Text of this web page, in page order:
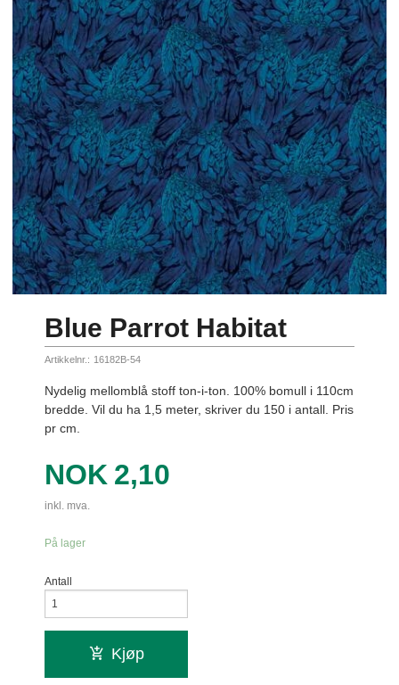
Blue Parrot Habitat
Artikkelnr.: 16182B-54
Nydelig mellomblå stoff ton-i-ton. 100% bomull i 110cm
bredde. Vil du ha 1,5 meter, skriver du 150 i antall. Pris
pr cm.
Pris
NOK 2,10
inkl. mva.
På lager
Antall
Kjøp